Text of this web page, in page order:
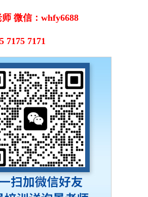
微信：whfy6688
7175 7171